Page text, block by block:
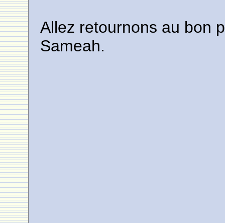
Allez retournons au bon
Sameah.